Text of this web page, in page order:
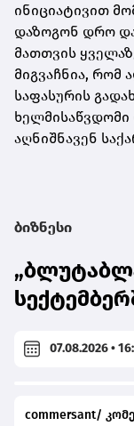
ინიციატივით
დაზოგონ დრო
მათთვის
მიგვაჩნია, რომ
საფასურის
ხელმისაწვდომი
აღნიშნავენ
ბიზნესი
07.08.2026 •
commersant/